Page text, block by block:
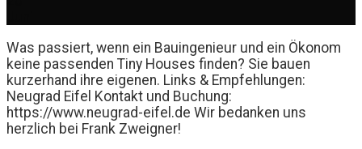
Was passiert, wenn ein Bauingenieur und ein Ökonom
keine passenden Tiny Houses finden? Sie bauen
kurzerhand ihre eigenen. Links & Empfehlungen:
Neugrad Eifel Kontakt und Buchung:
https://www.neugrad-eifel.de Wir bedanken uns
herzlich bei Frank Zweigner!